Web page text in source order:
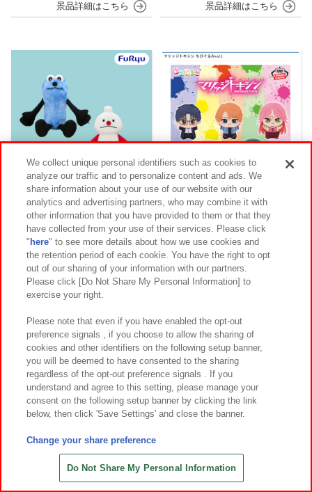
パペットスンスン HUGっとおすわ
りぬいぐるみ
2026年6月第3週～登場
マリッジトキシン ちびぐるみvol.1
2026年6月12日～登場
たまごっち めちゃもふぐっとぬいぐ
2026年6月 12日～登場
たまごっち めちゃもふぐっとぬいぐ
We collect unique personal identifiers such as cookies to
analyze our traffic and to personalize content and ads. We
share information about your use of our website with our
analytics and advertising partners, who may combine it with
other information that you have provided to them or that they
have collected from your use of their services. Please click
" here" to see more details about how we use cookies and
the retention period of each cookie. You have the right to opt
out of our sharing of your information with our partners.
Please click [Do Not Share My Personal Information] to
exercise your right.
Please note that even if you have enabled the opt-out
preference signals , if you choose to allow the sharing of
cookies and other identifiers on the following setup banner,
you will be deemed to have consented to the sharing
regardless of the opt-out preference signals . If you
understand and agree to this setting, please manage your
consent on the following setup banner by clicking the link
below, then click 'Save Settings' and close the banner.
Change your share preference
Do Not Share My Personal Information